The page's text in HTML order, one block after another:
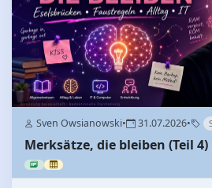
Sven Owsianowski• 31.07.2026•
Merksätze, die bleiben (Teil 4)